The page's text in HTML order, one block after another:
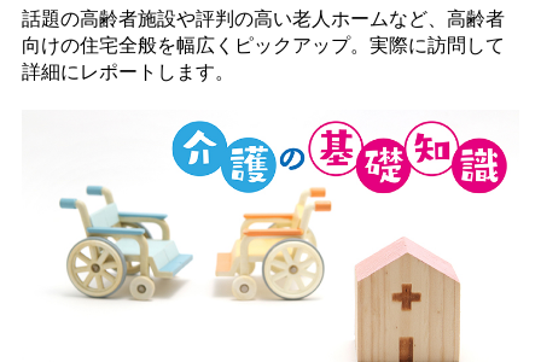
話題の高齢者施設や評判の高い老人ホームなど、高齢者
向けの住宅全般を幅広くピックアップ。実際に訪問して
詳細にレポートします。